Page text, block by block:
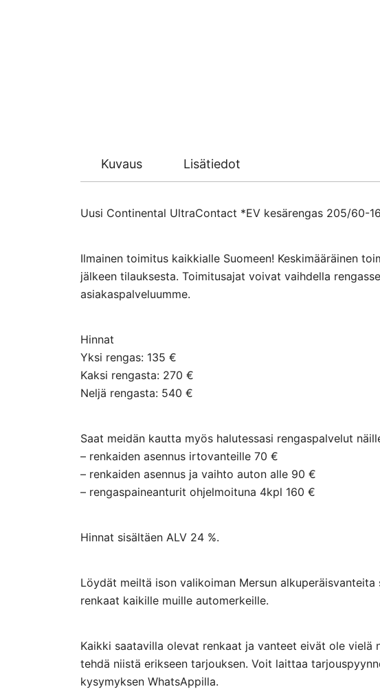
Kuvaus Lisätiedot
Uusi Continental UltraContact *EV kesärengas 205/60-
Ilmainen toimitus kaikkialle Suomeen! Keskimääräinen
jälkeen tilauksesta. Toimitusajat voivat vaihdella
asiakaspalveluumme.
Hinnat
Yksi rengas: 135 €
Kaksi rengasta: 270 €
Neljä rengasta: 540 €
Saat meidän kautta myös halutessasi rengaspalvelut
– renkaiden asennus irtovanteille 70 €
– renkaiden asennus ja vaihto auton alle 90 €
– rengaspaineanturit ohjelmoituna 4kpl 160 €
Hinnat sisältäen ALV 24 %.
Löydät meiltä ison valikoiman Mersun
renkaat kaikille muille automerkeille.
Kaikki saatavilla olevat renkaat ja vanteet eivät ole
tehdä niistä erikseen tarjouksen. Voit laittaa
kysymyksen WhatsAppilla.